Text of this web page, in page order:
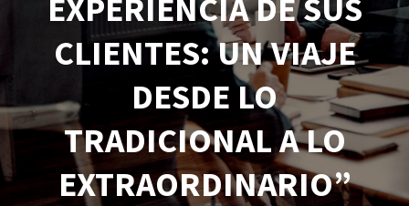
EXPERIENCIA DE SUS
CLIENTES: UN VIAJE
DESDE LO
TRADICIONAL A LO
EXTRAORDINARIO”